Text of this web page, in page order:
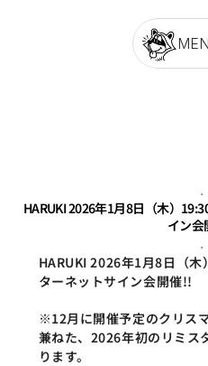
.
HARUKI 2026年1月8日（木）
イン
.
HARUKI 2026年1月8日（
ターネットサイン会開催!!
※12月に開催予定のクリス
兼ねた、2026年初のリミス
ります。